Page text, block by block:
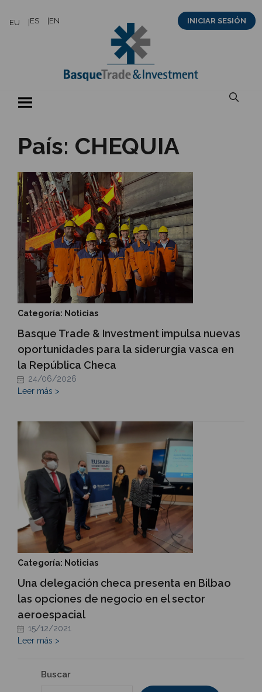
EU ES EN INICIAR SESIÓN
País: CHEQUIA
Categoría: Noticias
Basque Trade & Investment impulsa nuevas
oportunidades para la siderurgia vasca en
la República Checa
24/06/2026
Leer más >
Categoría: Noticias
Una delegación checa presenta en Bilbao
las opciones de negocio en el sector
aeroespacial
15/12/2021
Leer más >
Buscar